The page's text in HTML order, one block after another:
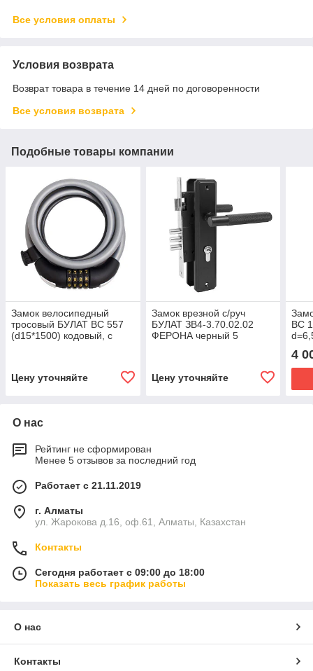
Все условия оплаты
Условия возврата
Возврат товара в течение 14 дней по договоренности
Все условия возврата
Подобные товары компании
Замок велосипедный
тросовый БУЛАТ ВС 557
(d15*1500) кодовый, с
Цену уточняйте
Замок врезной с/руч
БУЛАТ ЗВ4-3.70.02.02
ФЕРОНА черный 5
Цену уточняйте
ВС
4
О нас
Рейтинг не сформирован
Менее 5 отзывов за последний год
Работает с 21.11.2019
г. Алматы
ул. Жарокова д.16, оф.61, Алматы, Казахстан
Контакты
Сегодня работает с 09:00 до 18:00
Показать весь график работы
О нас
Контакты